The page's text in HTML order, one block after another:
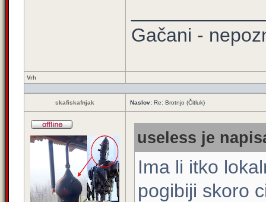
Gačani -
Vrh
skafiskafnjak Naslov: Re: Brotnjo (Čitluk)
useless je
Ima li itko
pogibiji skoro